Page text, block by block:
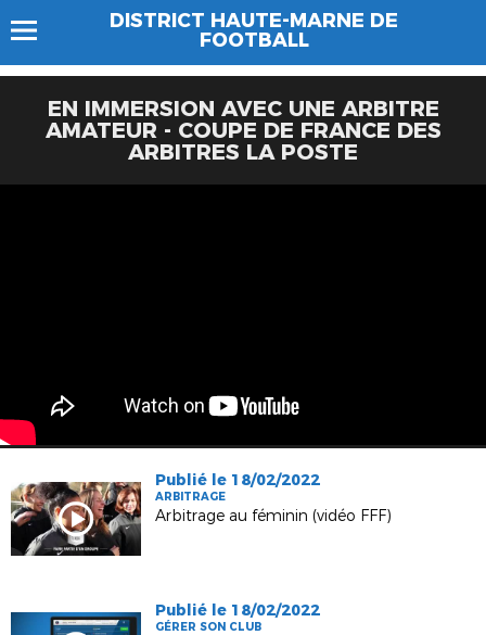
DISTRICT HAUTE-MARNE DE
FOOTBALL
EN IMMERSION AVEC UNE ARBITRE
AMATEUR - COUPE DE FRANCE DES
ARBITRES LA POSTE
Publié le 18/02/2022
ARBITRAGE
Arbitrage au féminin (vidéo FFF)
Publié le 18/02/2022
GÉRER SON CLUB